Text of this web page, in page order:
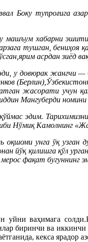
Боку тупроғига
хабарни
тушган, бениҳоя
асрдан зиёд
у довюрак жангчи —
жасорати учун
Мангуберди номини
эдим.
Нўмиқ Камолнинг
оқшоми унга ўқ
йўқ қилишга қўл
фақат бугуннинг
уйни ваҳимага
биринчи ва иккинчи
кекса ярадор